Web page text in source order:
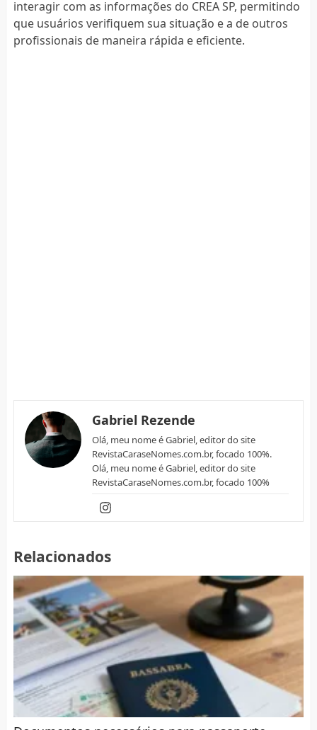
interagir com as informações do CREA SP, permitindo
que usuários verifiquem sua situação e a de outros
profissionais de maneira rápida e eficiente.
Gabriel Rezende
Olá, meu nome é Gabriel, editor do site
RevistaCaraseNomes.com.br, focado 100%.
Olá, meu nome é Gabriel, editor do site
RevistaCaraseNomes.com.br, focado 100%
Relacionados